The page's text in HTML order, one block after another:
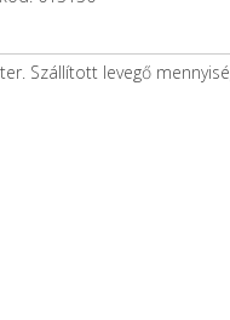
Szállított levegő